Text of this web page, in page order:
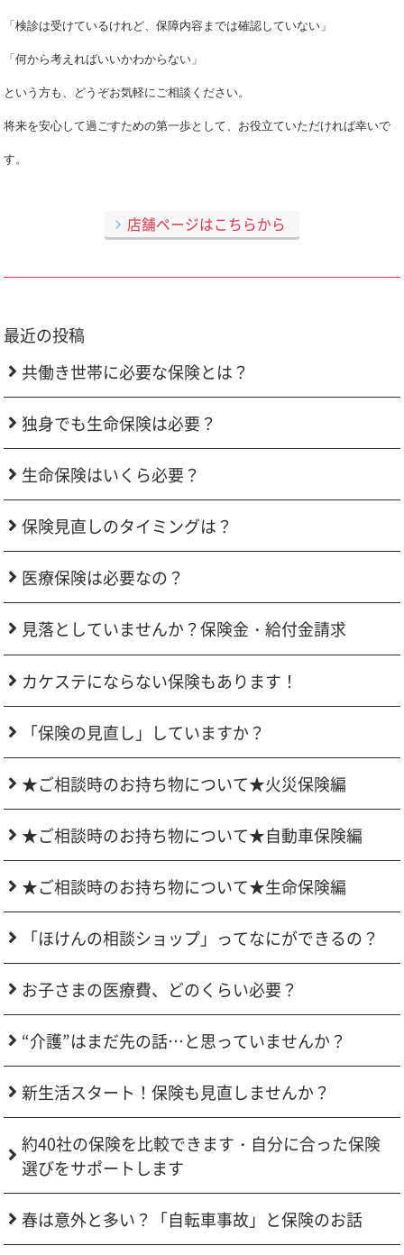
「検診は受けているけれど、保障内容までは確認していない」
「何から考えればいいかわからない」
という方も、どうぞお気軽にご相談ください。
将来を安心して過ごすための第一歩として、お役立ていただければ幸いで
す。
店舗ページはこちらから
最近の投稿
共働き世帯に必要な保険とは？
独身でも生命保険は必要？
生命保険はいくら必要？
保険見直しのタイミングは？
医療保険は必要なの？
見落としていませんか？保険金・給付金請求
カケステにならない保険もあります！
「保険の見直し」していますか？
★ご相談時のお持ち物について★火災保険編
★ご相談時のお持ち物について★自動車保険編
★ご相談時のお持ち物について★生命保険編
「ほけんの相談ショップ」ってなにができるの？
お子さまの医療費、どのくらい必要？
“介護”はまだ先の話…と思っていませんか？
新生活スタート！保険も見直しませんか？
約40社の保険を比較できます・自分に合った保険
選びをサポートします
春は意外と多い？「自転車事故」と保険のお話